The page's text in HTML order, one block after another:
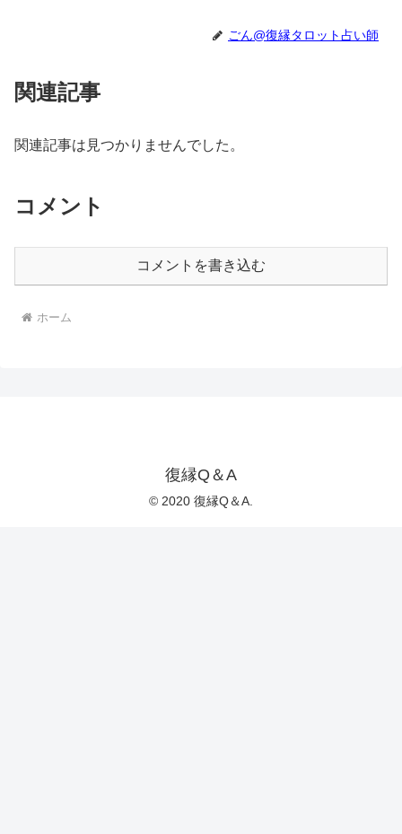
ごん@復縁タロット占い師
関連記事
関連記事は見つかりませんでした。
コメント
コメントを書き込む
ホーム
復縁Q＆A
© 2020 復縁Q＆A.